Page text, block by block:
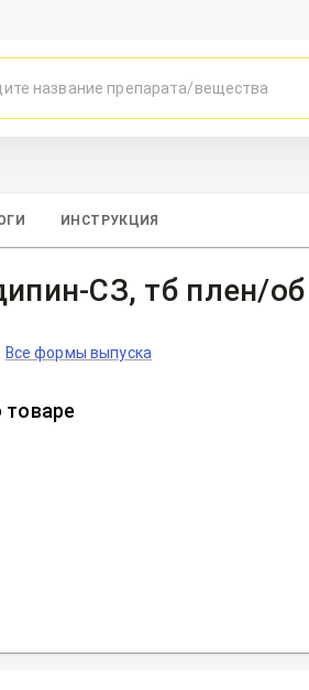
ИНСТРУКЦИЯ
СЗ, тб плен/
Все формы выпуска